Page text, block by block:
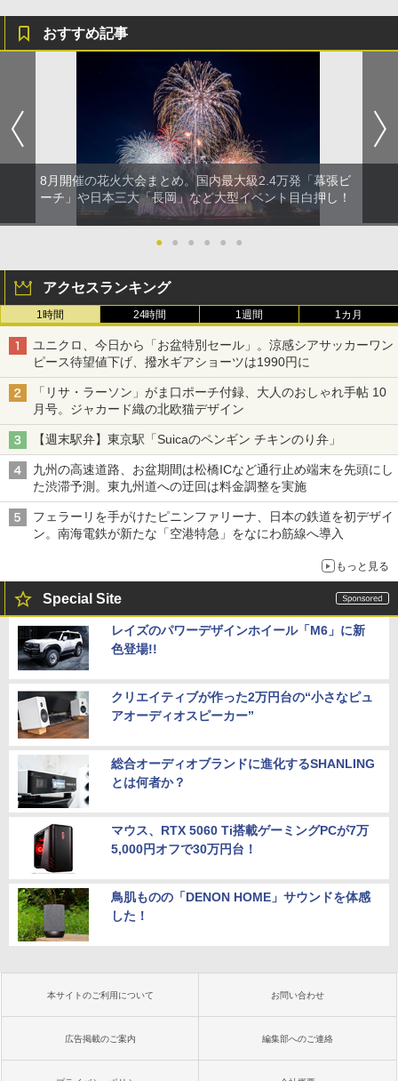
おすすめ記事
8月開催の花火大会まとめ。国内最大級2.4万発「幕張ビ
ーチ」や日本三大「長岡」など大型イベント目白押し！
● ● ● ● ● ●
アクセスランキング
1時間 24時間 1週間 1カ月
ユニクロ、今日から「お盆特別セール」。涼感シアサッカーワン
ピース待望値下げ、撥水ギアショーツは1990円に
「リサ・ラーソン」がま口ポーチ付録、大人のおしゃれ手帖 10
月号。ジャカード織の北欧猫デザイン
【週末駅弁】東京駅「Suicaのペンギン チキンのり弁」
九州の高速道路、お盆期間は松橋ICなど通行止め端末を先頭にし
た渋滞予測。東九州道への迂回は料金調整を実施
フェラーリを手がけたピニンファリーナ、日本の鉄道を初デザイ
ン。南海電鉄が新たな「空港特急」をなにわ筋線へ導入
もっと見る
Special Site
レイズのパワーデザインホイール「M6」に新
色登場!!
クリエイティブが作った2万円台の“小さなピュ
アオーディオスピーカー”
総合オーディオブランドに進化するSHANLING
とは何者か？
マウス、RTX 5060 Ti搭載ゲーミングPCが7万
5,000円オフで30万円台！
鳥肌ものの「DENON HOME」サウンドを体感
した！
本サイトのご利用について お問い合わせ
広告掲載のご案内 編集部へのご連絡